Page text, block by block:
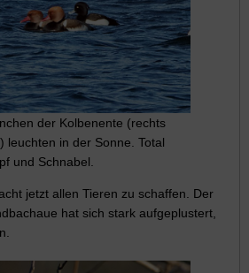
der Kolbenente (rechts
leuchten in der Sonne. Total
und Schnabel.
jetzt allen Tieren zu schaffen. Der
hat sich stark aufgeplustert,